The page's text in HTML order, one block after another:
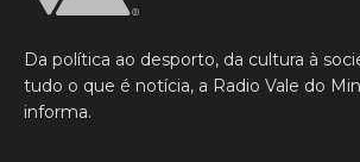
Da política ao desporto, da cultura à
tudo o que é notícia, a Radio Vale do
informa.